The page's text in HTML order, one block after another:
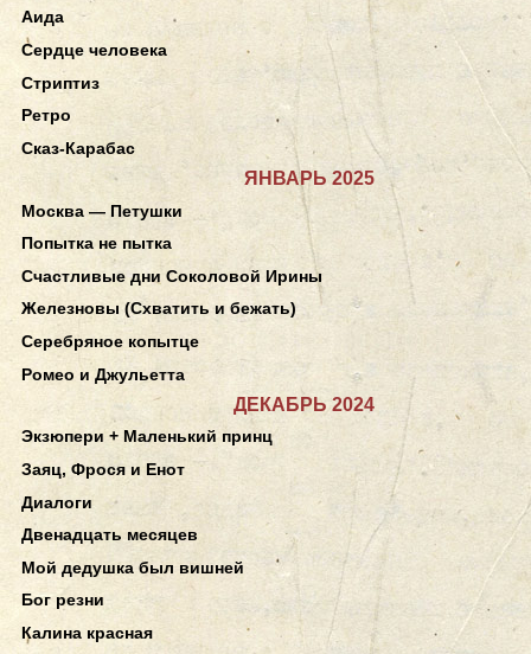
Аида
Сердце человека
Стриптиз
Ретро
Сказ-Карабас
ЯНВАРЬ 2025
Москва — Петушки
Попытка не пытка
Счастливые дни Соколовой Ирины
Железновы (Схватить и бежать)
Серебряное копытце
Ромео и Джульетта
ДЕКАБРЬ 2024
Экзюпери + Маленький принц
Заяц, Фрося и Енот
Диалоги
Двенадцать месяцев
Мой дедушка был вишней
Бог резни
Калина красная